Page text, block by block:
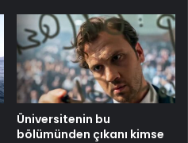
Üniversitenin bu
bölümünden çıkanı kimse